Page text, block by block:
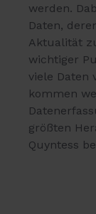
werden.
Daten,
Aktualität
wichtiger
viele Daten
kommen
größten
Quyntess